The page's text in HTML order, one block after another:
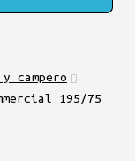
campero
195/75